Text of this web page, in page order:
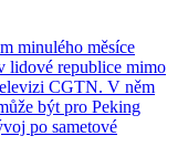
minulého měsíce
lidové republice mimo
CGTN. V něm
být pro Peking
po sametové